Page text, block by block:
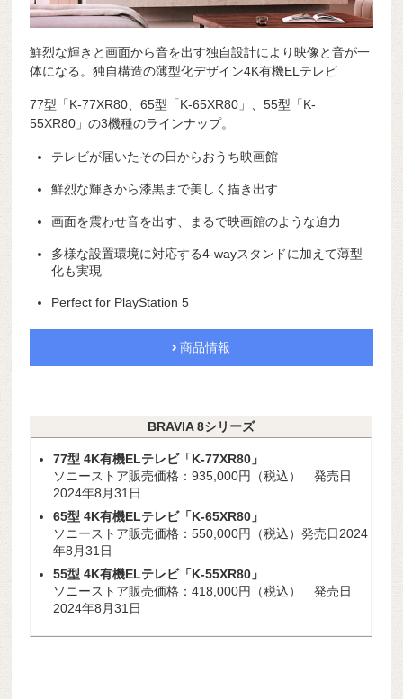
鮮烈な輝きと画面から音を出す独自設計により映像と音が一
体になる。独自構造の薄型化デザイン4K有機ELテレビ
77型「K-77XR80、65型「K-65XR80」、55型「K-
55XR80」の3機種のラインナップ。
テレビが届いたその日からおうち映画館
鮮烈な輝きから漆黒まで美しく描き出す
画面を震わせ音を出す、まるで映画館のような迫力
多様な設置環境に対応する4-wayスタンドに加えて薄型
化も実現
Perfect for PlayStation 5
商品情報
BRAVIA 8シリーズ
77型 4K有機ELテレビ「K-77XR80」
ソニーストア販売価格：935,000円（税込） 発売日
2024年8月31日
65型 4K有機ELテレビ「K-65XR80」
ソニーストア販売価格：550,000円（税込）発売日2024
年8月31日
55型 4K有機ELテレビ「K-55XR80」
ソニーストア販売価格：418,000円（税込） 発売日
2024年8月31日